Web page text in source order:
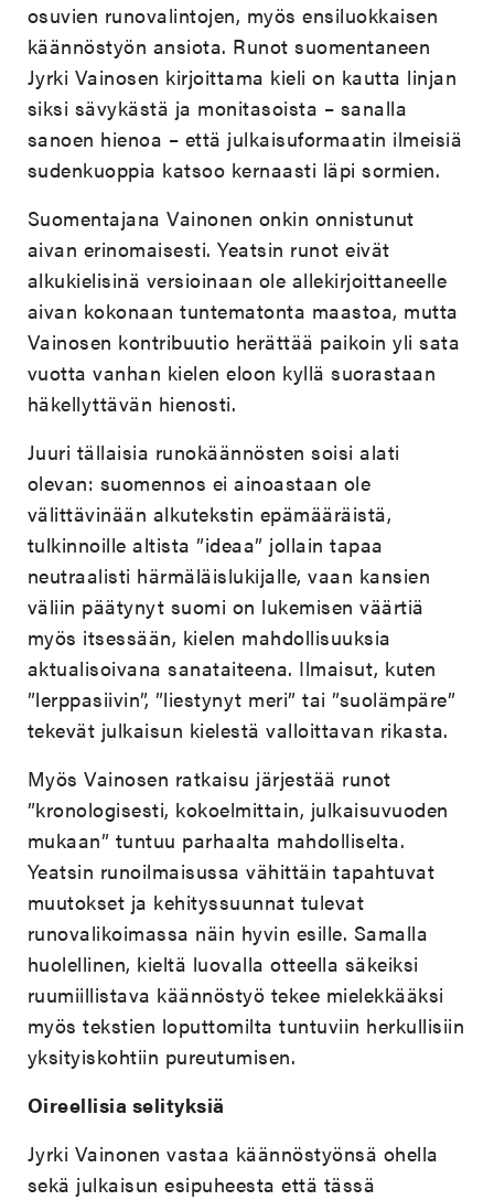
osuvien runovalintojen, myös ensiluokkaisen
käännöstyön ansiota. Runot suomentaneen
Jyrki Vainosen kirjoittama kieli on kautta linjan
siksi sävykästä ja monitasoista – sanalla
sanoen hienoa – että julkaisuformaatin ilmeisiä
sudenkuoppia katsoo kernaasti läpi sormien.
Suomentajana Vainonen onkin onnistunut
aivan erinomaisesti. Yeatsin runot eivät
alkukielisinä versioinaan ole allekirjoittaneelle
aivan kokonaan tuntematonta maastoa, mutta
Vainosen kontribuutio herättää paikoin yli sata
vuotta vanhan kielen eloon kyllä suorastaan
häkellyttävän hienosti.
Juuri tällaisia runokäännösten soisi alati
olevan: suomennos ei ainoastaan ole
välittävinään alkutekstin epämääräistä,
tulkinnoille altista ”ideaa” jollain tapaa
neutraalisti härmäläislukijalle, vaan kansien
väliin päätynyt suomi on lukemisen väärtiä
myös itsessään, kielen mahdollisuuksia
aktualisoivana sanataiteena. Ilmaisut, kuten
”lerppasiivin”, ”liestynyt meri” tai ”suolämpäre”
tekevät julkaisun kielestä valloittavan rikasta.
Myös Vainosen ratkaisu järjestää runot
”kronologisesti, kokoelmittain, julkaisuvuoden
mukaan” tuntuu parhaalta mahdolliselta.
Yeatsin runoilmaisussa vähittäin tapahtuvat
muutokset ja kehityssuunnat tulevat
runovalikoimassa näin hyvin esille. Samalla
huolellinen, kieltä luovalla otteella säkeiksi
ruumiillistava käännöstyö tekee mielekkääksi
myös tekstien loputtomilta tuntuviin herkullisiin
yksityiskohtiin pureutumisen.
Oireellisia selityksiä
Jyrki Vainonen vastaa käännöstyönsä ohella
sekä julkaisun esipuheesta että tässä